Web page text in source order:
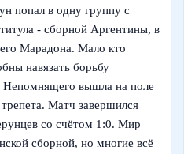
попал в одну группу с
- сборной Аргентины, в
Марадона. Мало кто
навязать борьбу
вышла на поле
Матч завершился
со счётом 1:0. Мир
сборной, но многие всё